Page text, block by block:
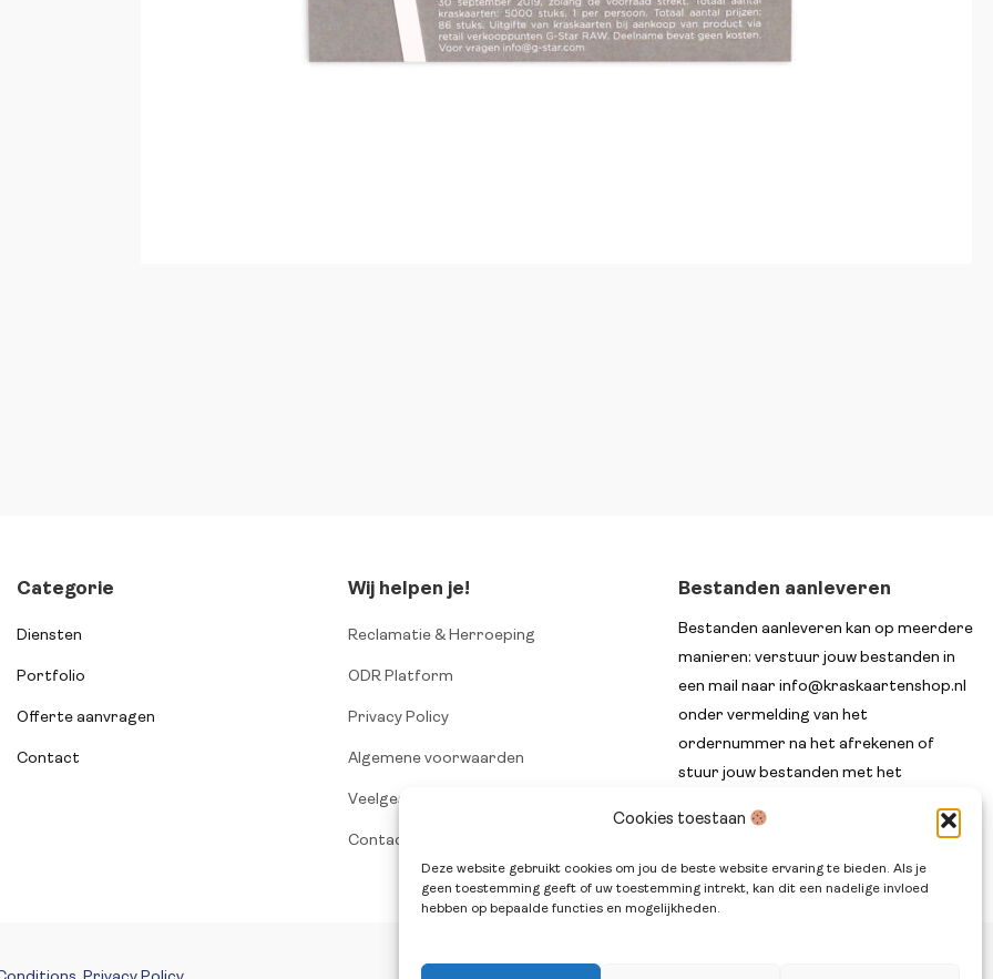
Cookies toestaan
Deze website gebruikt cookies om jou de beste website ervaring te bieden. Als je
geen toestemming geeft of uw toestemming intrekt, kan dit een nadelige invloed
hebben op bepaalde functies en mogelijkheden.
Categorie
Diensten
Portfolio
Offerte aanvragen
Contact
Wij helpen je!
Reclamatie & Herroeping
ODR Platform
Privacy Policy
Algemene voorwaarden
Veelgestelde vragen
Contact
Bestanden aanleveren
Bestanden aanleveren kan op meerdere
manieren: verstuur jouw bestanden in
een mail naar info@kraskaartenshop.nl
onder vermelding van het
ordernummer na het afrekenen of
stuur jouw bestanden met het